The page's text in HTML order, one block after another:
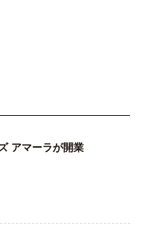
アマーラが開業